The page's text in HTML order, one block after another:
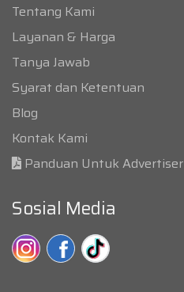
Tentang Kami
Layanan & Harga
Tanya Jawab
Syarat dan Ketentuan
Blog
Kontak Kami
Panduan Untuk Advertiser
Sosial Media